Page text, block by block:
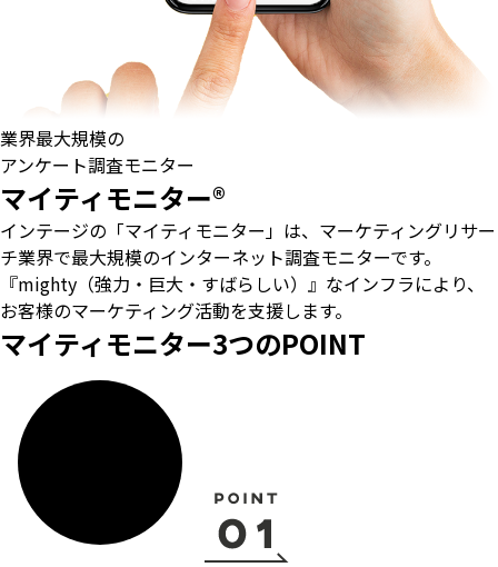
業界最大規模の
アンケート調査モニター
マイティモニター®
インテージの「マイティモニター」は、マーケティングリサー
チ業界で最大規模のインターネット調査モニターです。
『mighty（強力・巨大・すばらしい）』なインフラにより、
お客様のマーケティング活動を支援します。
マイティモニター3つのPOINT